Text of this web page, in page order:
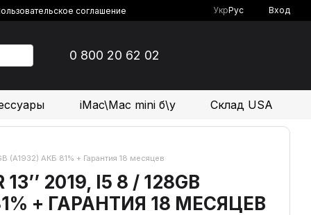
соглашение
УкрРус Вход
0 800 20 62 02
iMac\Mac mini б\у Склад USA
(A1932) АКБ 81% + Гарантия 18 месяцев
2019, I5 8 / 128GB
+ ГАРАНТИЯ 18 МЕСЯЦЕВ